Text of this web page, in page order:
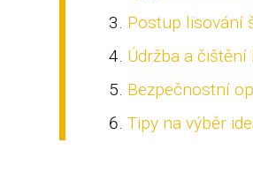
Postup lisování
Údržba a
Bezpečnostní
Tipy na výběr